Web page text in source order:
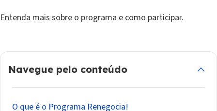
Entenda mais sobre o programa e como participar.
Navegue pelo conteúdo
O que é o Programa Renegocia!